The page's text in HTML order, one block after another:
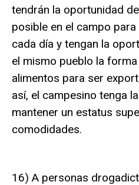
tendrán la oportunidad
posible en el campo
cada día y tengan la
el mismo pueblo la
alimentos para ser
así, el campesino tenga
mantener un estatus
comodidades.
16) A personas